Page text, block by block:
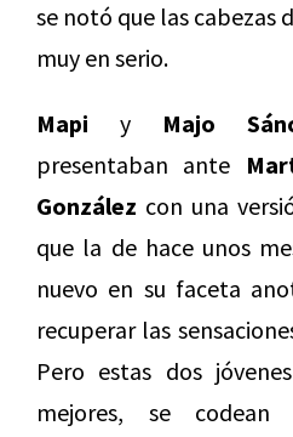
se notó que las cabezas
muy en serio.
Mapi y Majo
presentaban ante
González con una
que la de hace unos
nuevo en su faceta
recuperar las
Pero estas dos
mejores, se